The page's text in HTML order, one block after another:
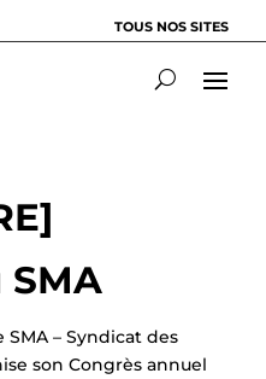
TOUS NOS SITES
SMA
– Syndicat des
son Congrès annuel